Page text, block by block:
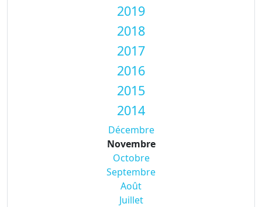
2019
2018
2017
2016
2015
2014
Décembre
Novembre
Octobre
Septembre
Août
Juillet